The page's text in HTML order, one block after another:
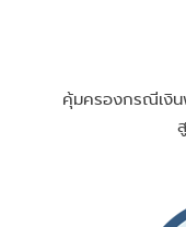
คุ้มครองกรณีเงิ